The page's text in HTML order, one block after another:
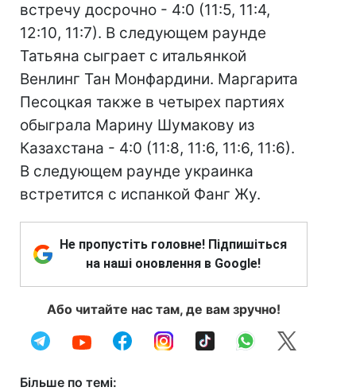
встречу досрочно - 4:0 (11:5, 11:4,
12:10, 11:7). В следующем раунде
Татьяна сыграет с итальянкой
Венлинг Тан Монфардини. Маргарита
Песоцкая также в четырех партиях
обыграла Марину Шумакову из
Казахстана - 4:0 (11:8, 11:6, 11:6, 11:6).
В следующем раунде украинка
встретится с испанкой Фанг Жу.
Не пропустіть головне! Підпишіться
на наші оновлення в Google!
Або читайте нас там, де вам зручно!
Більше по темі: